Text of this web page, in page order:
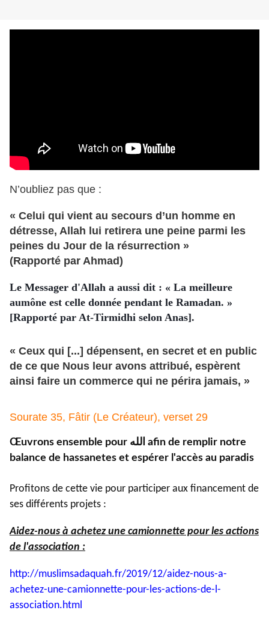
N’oubliez pas que :
« Celui qui vient au secours d’un homme en
détresse, Allah lui retirera une peine parmi les
peines du Jour de la résurrection »
(Rapporté par Ahmad)
Le Messager d'Allah a aussi dit : « La meilleure
aumône est celle donnée pendant le Ramadan. »
[Rapporté par At-Tirmidhi selon Anas].
« Ceux qui [...] dépensent, en secret et en public
de ce que Nous leur avons attribué, espèrent
ainsi faire un commerce qui ne périra jamais, »
Sourate 35, Fâtir (Le Créateur), verset 29
Œuvrons ensemble pour الله afin de remplir notre
balance de hassanetes et espérer l'accès au paradis
Profitons de cette vie pour participer aux financement de
ses différents projets :
Aidez-nous à achetez une camionnette pour les actions
de l'association :
http://muslimsadaquah.fr/2019/12/aidez-nous-a-
achetez-une-camionnette-pour-les-actions-de-l-
association.html